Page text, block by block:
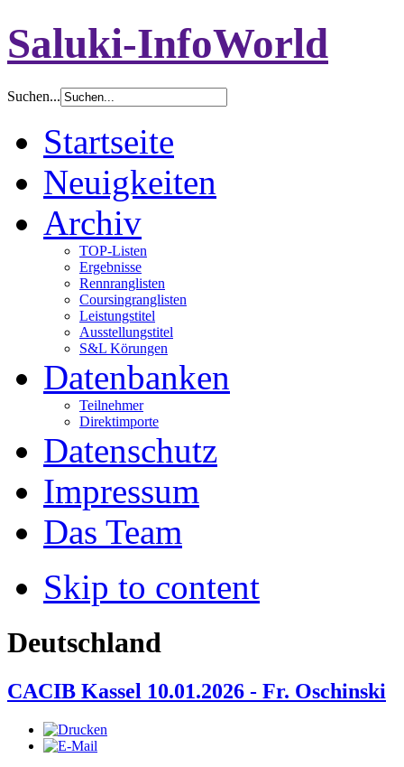
Saluki-InfoWorld
Suchen...
Startseite
Neuigkeiten
Archiv
TOP-Listen
Ergebnisse
Rennranglisten
Coursingranglisten
Leistungstitel
Ausstellungstitel
S&L Körungen
Datenbanken
Teilnehmer
Direktimporte
Datenschutz
Impressum
Das Team
Skip to content
Deutschland
CACIB Kassel 10.01.2026 - Fr. Oschinski